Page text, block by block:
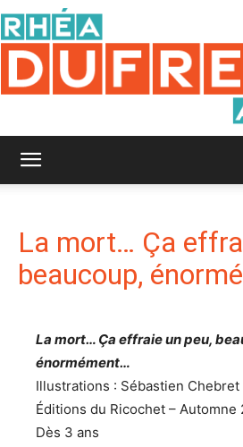
La mort… Ça
beaucoup,
La mort… Ça effraie un peu,
énormément…
Illustrations : Sébastien Chebret
Éditions du Ricochet – Automne
Dès 3 ans